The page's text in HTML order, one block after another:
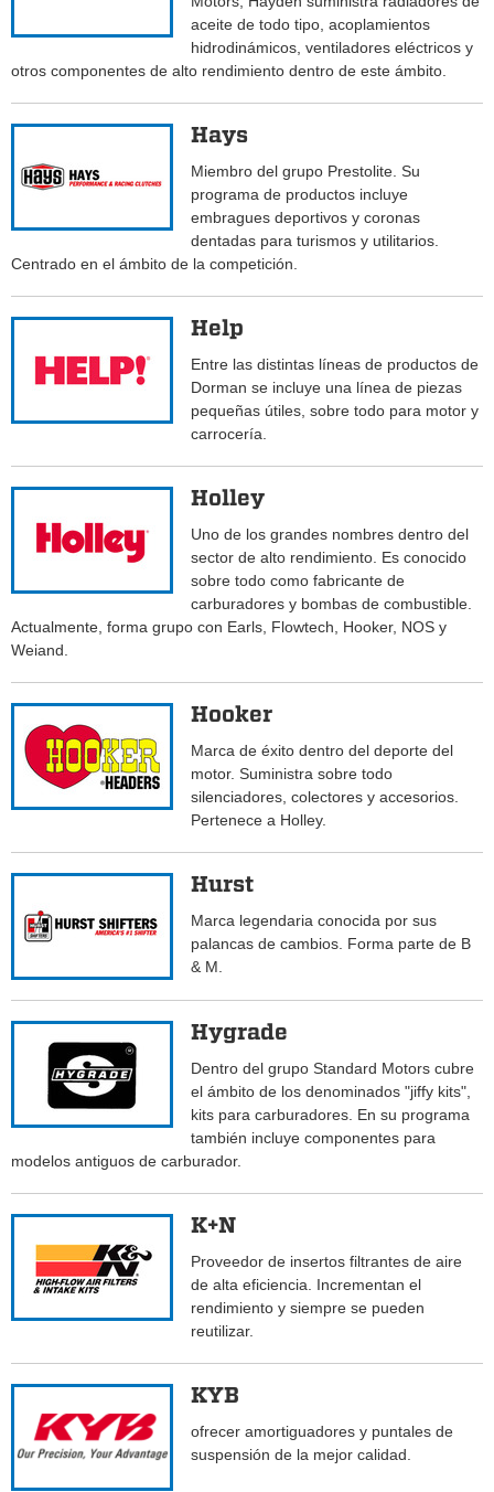
aceite de todo tipo, acoplamientos
hidrodinámicos, ventiladores eléctricos y
otros componentes de alto rendimiento dentro de este ámbito.
Hays
Miembro del grupo Prestolite. Su
programa de productos incluye
embragues deportivos y coronas
dentadas para turismos y utilitarios.
Centrado en el ámbito de la competición.
Help
Entre las distintas líneas de productos de
Dorman se incluye una línea de piezas
pequeñas útiles, sobre todo para motor y
carrocería.
Holley
Uno de los grandes nombres dentro del
sector de alto rendimiento. Es conocido
sobre todo como fabricante de
carburadores y bombas de combustible.
Actualmente, forma grupo con Earls, Flowtech, Hooker, NOS y
Weiand.
Hooker
Marca de éxito dentro del deporte del
motor. Suministra sobre todo
silenciadores, colectores y accesorios.
Pertenece a Holley.
Hurst
Marca legendaria conocida por sus
palancas de cambios. Forma parte de B
& M.
Hygrade
Dentro del grupo Standard Motors cubre
el ámbito de los denominados "jiffy kits",
kits para carburadores. En su programa
también incluye componentes para
modelos antiguos de carburador.
K+N
Proveedor de insertos filtrantes de aire
de alta eficiencia. Incrementan el
rendimiento y siempre se pueden
reutilizar.
KYB
ofrecer amortiguadores y puntales de
suspensión de la mejor calidad.